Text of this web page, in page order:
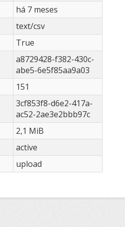
há 7 meses
text/csv
True
a8729428-f382-430c-
abe5-6e5f85aa9a03
151
3cf853f8-d6e2-417a-
ac52-2ae3e2bbb97c
2,1 MiB
active
upload